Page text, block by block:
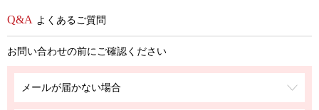
よくあるご質問
お問い合わせの前にご確認ください
メールが届かない場合